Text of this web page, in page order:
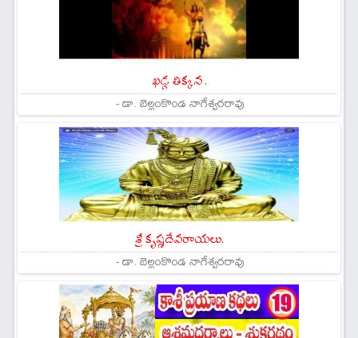
ఖడ్గ తిక్కన .
- డా. బెల్లంకొండ నాగేశ్వరరావు
శ్రీ కృష్ణదేవరాయలు.
- డా. బెల్లంకొండ నాగేశ్వరరావు